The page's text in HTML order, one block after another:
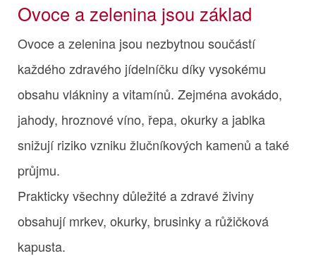
Ovoce a zelenina jsou základ
Ovoce a zelenina jsou nezbytnou součástí
každého zdravého jídelníčku díky vysokému
obsahu vlákniny a vitamínů. Zejména avokádo,
jahody, hroznové víno, řepa, okurky a jablka
snižují riziko vzniku žlučníkových kamenů a také
průjmu.
Prakticky všechny důležité a zdravé živiny
obsahují mrkev, okurky, brusinky a růžičková
kapusta.